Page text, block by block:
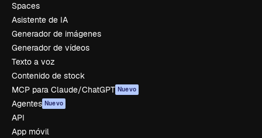
Spaces
Asistente de IA
Generador de imágenes
Generador de vídeos
Texto a voz
Contenido de stock
MCP para Claude/ChatGPT Nuevo
Agentes Nuevo
API
App móvil